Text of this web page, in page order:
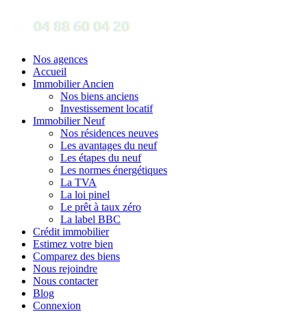
Nos agences
Accueil
Immobilier Ancien
Nos biens anciens
Investissement locatif
Immobilier Neuf
Nos résidences neuves
Les avantages du neuf
Les étapes du neuf
Les normes énergétiques
La TVA
La loi pinel
Le prêt à taux zéro
La label BBC
Crédit immobilier
Estimez votre bien
Comparez des biens
Nous rejoindre
Nous contacter
Blog
Connexion